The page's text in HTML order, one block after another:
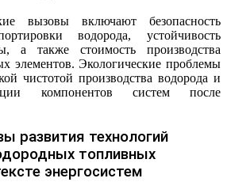
вызовы включают безопасность
водорода, устойчивость
а также стоимость производства
элементов. Экологические проблемы
чистотой производства водорода и
компонентов систем после
развития технологий
топливных
энергосистем